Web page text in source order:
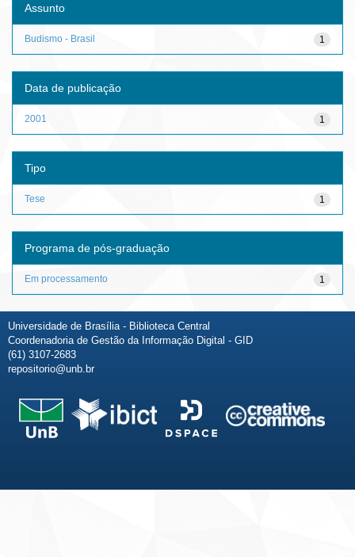
Assunto
1
Budismo - Brasil
Data de publicação
1
2001
Tipo
1
Tese
Programa de pós-graduação
1
Em processamento
Universidade de Brasília - Biblioteca Central
Coordenadoria de Gestão da Informação Digital - GID
(61) 3107-2683
repositorio@unb.br